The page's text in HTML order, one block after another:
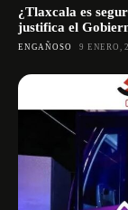
¿Tlaxcala es
justifica el
ENGAÑOSO 9 ENERO,